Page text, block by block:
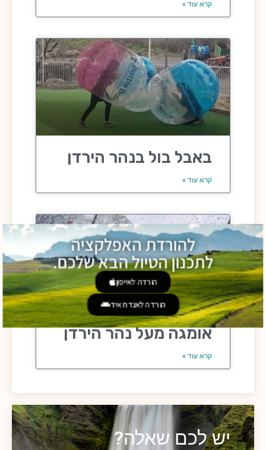
קרא עוד »
באבל בול בנהר הירדן
קרא עוד »
אומגה מעל נהר הירדן
קרא עוד »
יש לכם שאלה?
להורדת האפלקציה
לתכנון הטיול הבא שלכם.
הורדה לאייפון
הורדה לאנדרואיד